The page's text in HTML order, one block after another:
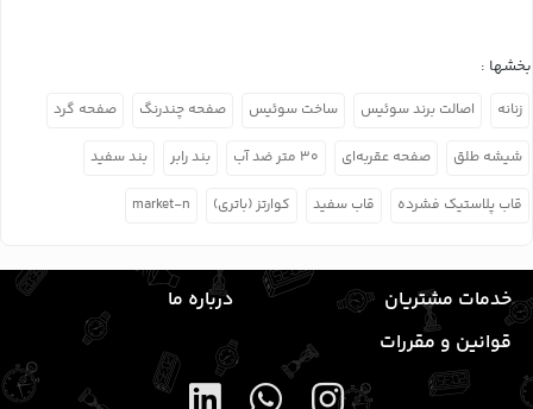
بخشها :
زنانه اصالت برند سوئیس ساخت سوئیس صفحه چندرنگ صفحه گرد
شیشه طلق صفحه عقربه‌ای ۳۰ متر ضد آب بند رابر بند سفید
قاب پلاستیک فشرده قاب سفید کوارتز (باتری) market-n
خدمات مشتریان
درباره ما
قوانین و مقررات